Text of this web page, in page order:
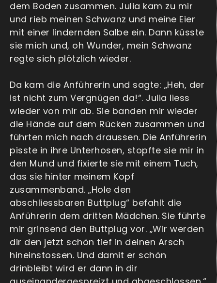
dem Boden zusammen. Julia kam zu mir
und rieb meinen Schwanz und meine Eier
mit einer lindernden Salbe ein. Dann küsste
sie mich und, oh Wunder, mein Schwanz
regte sich plötzlich wieder.
Da kam die Anführerin und sagte: „Heh, der
ist nicht zum Vergnügen da!“. Julia liess
wieder von mir ab. Sie banden mir wieder
die Hände auf dem Rücken zusammen und
führten mich nach draussen. Die Anführerin
pisste in ihre Unterhosen, stopfte sie mir in
den Mund und fixierte sie mit einem Tuch,
das sie hinter meinem Kopf
zusammenband. „Hole den
abschliessbaren Buttplug“ befahlt die
Anführerin dem dritten Mädchen. Sie führte
mir grinsend den Buttplug vor. „Wir werden
dir den jetzt schön tief in deinen Arsch
hineinstossen. Und damit er schön
drinbleibt wird er dann in dir